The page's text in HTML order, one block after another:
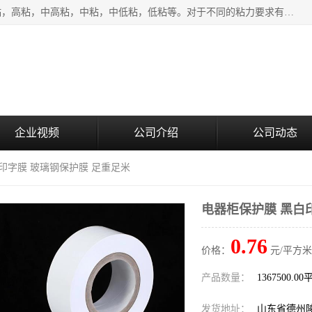
该类保护膜有复合，透明、奶白、蓝色、黑白等膜型。特高粘，高粘，中高粘，中粘，中低粘，低粘等。对于不同的粘力要求有相应的产品相适配。无胶渍残留污染。在较宽的收卷幅度下平整无皱纹，收卷长度大，利于机械化及自动化施工粘贴。为您的产品提供的表面保护解决方案。 产品广泛适用于：铝材、不锈钢、金属、塑料、电子、家电、家具、玻璃、化工材料、装饰材料等。
企业视频 公司介绍 公司动态
字膜 玻璃钢保护膜 足重足米
电器柜保护膜 黑白
价格： 0.76 元/平方
产品数量： 1367500.00
发货地址： 山东省德州